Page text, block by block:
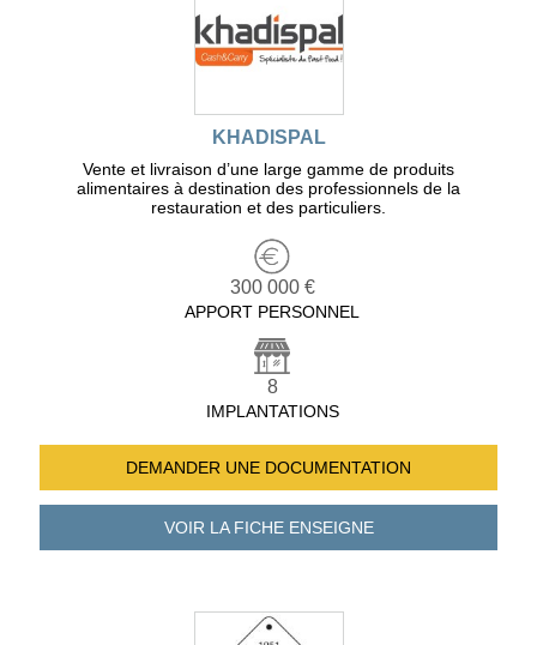
KHADISPAL
Vente et livraison d’une large gamme de produits
alimentaires à destination des professionnels de la
restauration et des particuliers.
300 000 €
APPORT PERSONNEL
8
IMPLANTATIONS
DEMANDER UNE DOCUMENTATION
VOIR LA FICHEENSEIGNE